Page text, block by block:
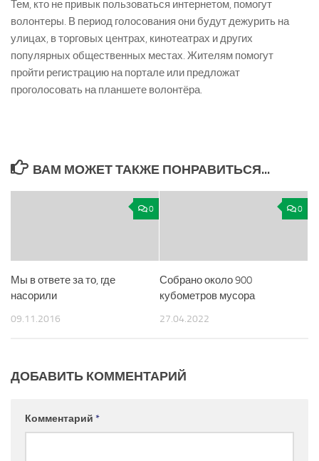
Тем, кто не привык пользоваться интернетом, помогут
волонтеры. В период голосования они будут дежурить на
улицах, в торговых центрах, кинотеатрах и других
популярных общественных местах. Жителям помогут
пройти регистрацию на портале или предложат
проголосовать на планшете волонтёра.
ВАМ МОЖЕТ ТАКЖЕ ПОНРАВИТЬСЯ...
0
Мы в ответе за то, где
насорили
09.11.2016
0
Собрано около 900
кубометров мусора
27.04.2022
ДОБАВИТЬ КОММЕНТАРИЙ
Комментарий *